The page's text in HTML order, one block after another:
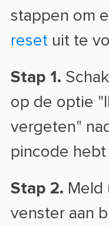
stappen om
resetuit te
Stap 1.
op de optie
vergeten"
pincode
Stap 2. Meld
venster aan